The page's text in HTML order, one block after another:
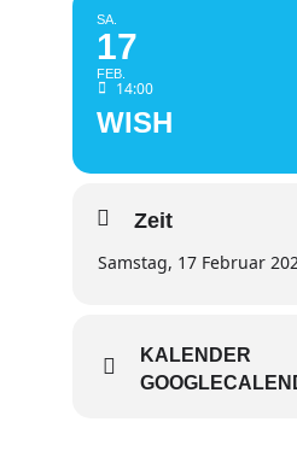
SA.
17
FEB.
14:00
WISH
Zeit
Samstag, 17 Februar
KALENDER